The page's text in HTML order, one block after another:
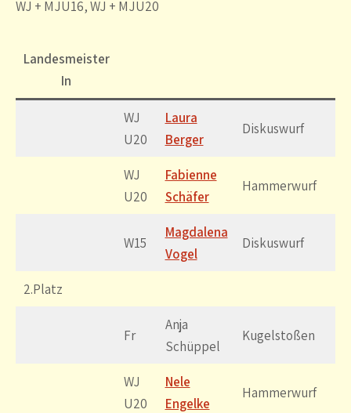
WJ + MJU16, WJ + MJU20
Landesmeister
In
WJ
U20
Laura
Berger
Diskuswurf
WJ
U20
Fabienne
Schäfer
Hammerwurf
W15
Magdalena
Vogel
Diskuswurf
2.Platz
Fr
Anja
Schüppel
Kugelstoßen
WJ
U20
Nele
Engelke
Hammerwurf